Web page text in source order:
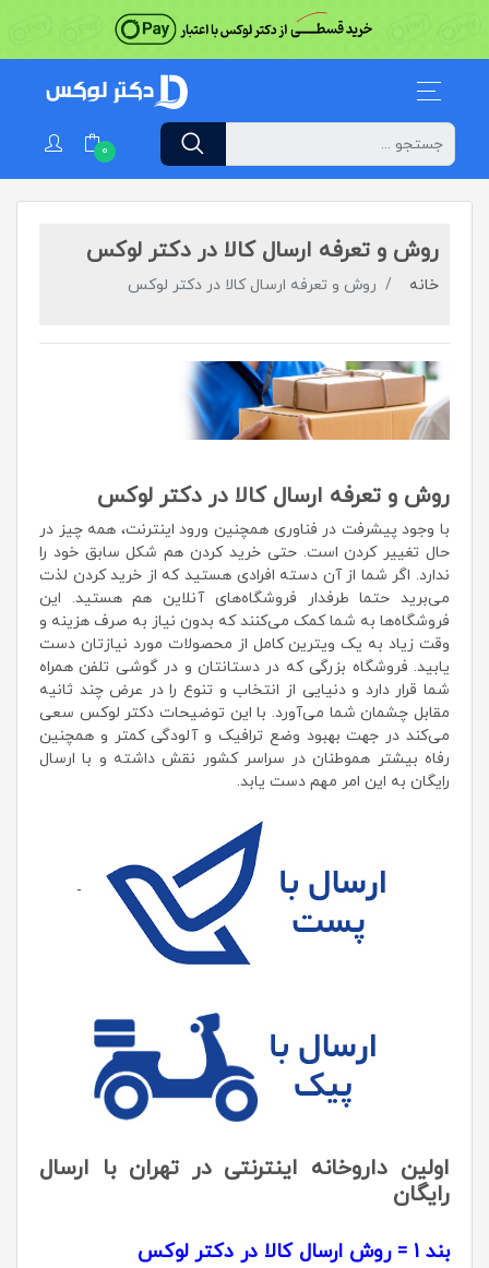
0
روش و تعرفه ارسال کالا در دکتر لوکس
خانه روش و تعرفه ارسال کالا در دکتر لوکس
روش و تعرفه ارسال کالا در دکتر لوکس
با وجود پیشرفت در فناوری همچنین ورود اینترنت، همه چیز در
حال تغییر کردن است. حتی خرید کردن هم شکل سابق خود را
ندارد. اگر شما از آن دسته افرادی هستید که از خرید کردن لذت
می‌برید حتما طرفدار فروشگاه‌های آنلاین هم هستید. این
فروشگاه‌ها به شما کمک می‌کنند که بدون نیاز به صرف هزینه و
وقت زیاد به یک ویترین کامل از محصولات مورد نیازتان دست
یابید. فروشگاه بزرگی که در دستانتان و در گوشی تلفن همراه
شما قرار دارد و دنیایی از انتخاب و تنوع را در عرض چند ثانیه
مقابل چشمان شما می‌آورد. با این توضیحات دکتر لوکس سعی
می‌کند در جهت بهبود وضع ترافیک و آلودگی کمتر و همچنین
رفاه بیشتر هموطنان در سراسر کشور نقش داشته و با ارسال
رایگان به این امر مهم دست یابد.
-
اولین داروخانه اینترنتی در تهران با ارسال
رایگان
بند 1 = روش ارسال کالا در دکتر لوکس